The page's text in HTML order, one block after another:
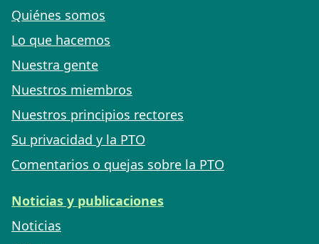
Quiénes somos
Lo que hacemos
Nuestra gente
Nuestros miembros
Nuestros principios rectores
Su privacidad y la PTO
Comentarios o quejas sobre la PTO
Noticias y publicaciones
Noticias